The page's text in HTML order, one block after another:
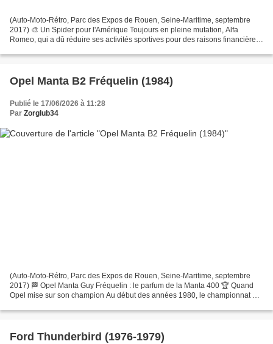
(Auto-Moto-Rétro, Parc des Expos de Rouen, Seine-Maritime, septembre
2017) 🎨 Un Spider pour l'Amérique Toujours en pleine mutation, Alfa
Romeo, qui a dû réduire ses activités sportives pour des raisons financières,
Opel Manta B2 Fréquelin (1984)
Publié le 17/06/2026 à 11:28
Par Zorglub34
(Auto-Moto-Rétro, Parc des Expos de Rouen, Seine-Maritime, septembre
2017) 🏁 Opel Manta Guy Fréquelin : le parfum de la Manta 400 🏆 Quand
Opel mise sur son champion Au début des années 1980, le championnat du
Ford Thunderbird (1976-1979)